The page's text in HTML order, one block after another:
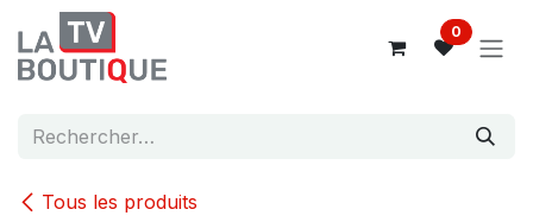
Se rendre au contenu
0
Tous les produits